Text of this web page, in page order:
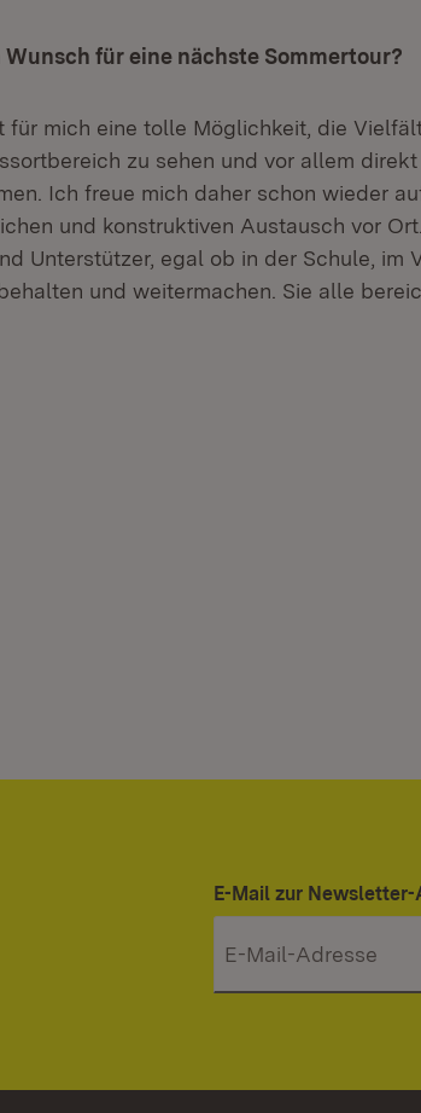
für eine nächste Sommertour?
für mich eine tolle Möglichkeit, die
zu sehen und vor allem
Ich freue mich daher schon wieder
und konstruktiven Austausch vor
Unterstützer, egal ob in der Schule, im
und weitermachen. Sie alle
E-Mail zur